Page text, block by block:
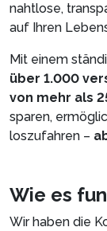
nahtlose,
auf Ihren
Mit einem
über 1.000
von mehr als
sparen,
loszufahren –
Wie es
Wir haben die